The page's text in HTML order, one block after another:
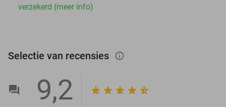
verzekerd (meer info)
Selectie van recensies info_outlined
9,2